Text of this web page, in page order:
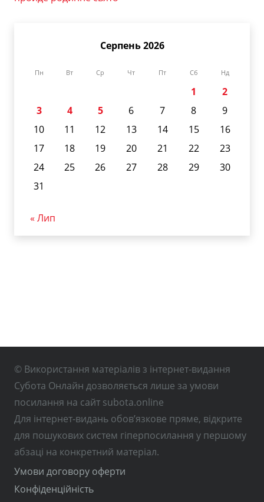
Серпень 2026
Пн Вт Ср Чт Пт Сб Нд
1
2
3
4 5 6 7 8
9
10
11 12 13 14 15
16
17
18 19 20 21 22
23
24
25 26 27 28 29
30
31
« Лип
© Використання матеріалів з інтернет-видання
Субота Онлайн дозволяється лише за умови
посилання на сайт subota.online
Для інтернет-видань обов’язкове пряме, відкрите
для пошукових систем гіперпосилання у першому
абзаці на конкретний матеріал.
Умови договору оферти
Конфіденційність